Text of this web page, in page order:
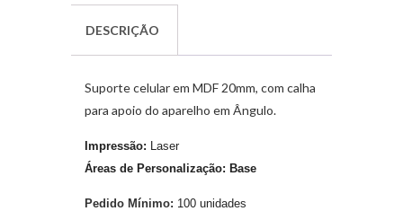
DESCRIÇÃO
Suporte celular em MDF 20mm, com calha
para apoio do aparelho em Ângulo.
Impressão: Laser
Áreas de Personalização: Base
Pedido Mínimo: 100 unidades